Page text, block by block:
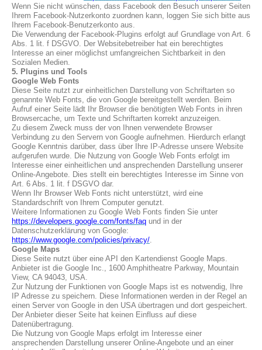
Wenn Sie nicht wünschen, dass Facebook den Besuch unserer Seiten
Ihrem Facebook-Nutzerkonto zuordnen kann, loggen Sie sich bitte aus
Ihrem Facebook-Benutzerkonto aus.
Die Verwendung der Facebook-Plugins erfolgt auf Grundlage von Art. 6
Abs. 1 lit. f DSGVO. Der Websitebetreiber hat ein berechtigtes
Interesse an einer möglichst umfangreichen Sichtbarkeit in den
Sozialen Medien.
5. Plugins und Tools
Google Web Fonts
Diese Seite nutzt zur einheitlichen Darstellung von Schriftarten so
genannte Web Fonts, die von Google bereitgestellt werden. Beim
Aufruf einer Seite lädt Ihr Browser die benötigten Web Fonts in ihren
Browsercache, um Texte und Schriftarten korrekt anzuzeigen.
Zu diesem Zweck muss der von Ihnen verwendete Browser
Verbindung zu den Servern von Google aufnehmen. Hierdurch erlangt
Google Kenntnis darüber, dass über Ihre IP-Adresse unsere Website
aufgerufen wurde. Die Nutzung von Google Web Fonts erfolgt im
Interesse einer einheitlichen und ansprechenden Darstellung unserer
Online-Angebote. Dies stellt ein berechtigtes Interesse im Sinne von
Art. 6 Abs. 1 lit. f DSGVO dar.
Wenn Ihr Browser Web Fonts nicht unterstützt, wird eine
Standardschrift von Ihrem Computer genutzt.
Weitere Informationen zu Google Web Fonts finden Sie unter
https://developers.google.com/fonts/faq und in der
Datenschutzerklärung von Google:
https://www.google.com/policies/privacy/.
Google Maps
Diese Seite nutzt über eine API den Kartendienst Google Maps.
Anbieter ist die Google Inc., 1600 Amphitheatre Parkway, Mountain
View, CA 94043, USA.
Zur Nutzung der Funktionen von Google Maps ist es notwendig, Ihre
IP Adresse zu speichern. Diese Informationen werden in der Regel an
einen Server von Google in den USA übertragen und dort gespeichert.
Der Anbieter dieser Seite hat keinen Einfluss auf diese
Datenübertragung.
Die Nutzung von Google Maps erfolgt im Interesse einer
ansprechenden Darstellung unserer Online-Angebote und an einer